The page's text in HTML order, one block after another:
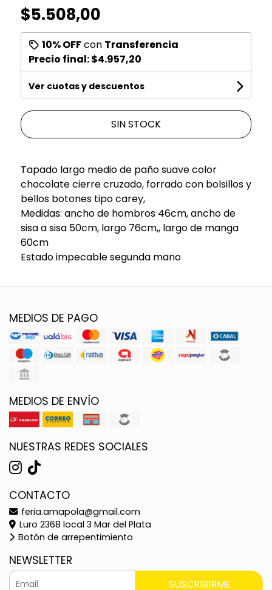
$5.508,00
10% OFFcon Transferencia
Precio final:$4.957,20
Ver cuotas y descuentos
SIN STOCK
Tapado largo medio de paño suave color
chocolate cierre cruzado, forrado con bolsillos y
bellos botones tipo carey,
Medidas: ancho de hombros 46cm, ancho de
sisa a sisa 50cm, largo 76cm,, largo de manga
60cm
Estado impecable segunda mano
MEDIOS DE PAGO
MEDIOS DE ENVÍO
NUESTRAS REDES SOCIALES
CONTACTO
feria.amapola@gmail.com
Luro 2368 local 3 Mar del Plata
Botón de arrepentimiento
NEWSLETTER
SUSCRIBIRME